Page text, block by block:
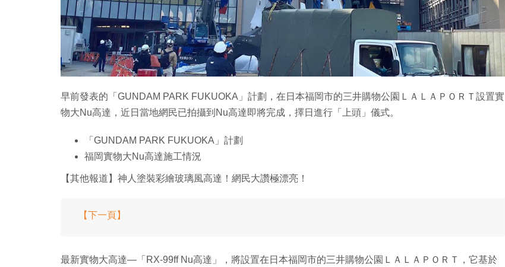
早前發表的「GUNDAM PARK FUKUOKA」計劃，在日本福岡市的三井購物公園ＬＡＬＡＰＯＲＴ設置實
物大Nu高達，近日當地網民已拍攝到Nu高達即將完成，擇日進行「上頭」儀式。
「GUNDAM PARK FUKUOKA」計劃
福岡實物大Nu高達施工情況
【其他報道】神人塗裝彩繪玻璃風高達！網民大讚極漂亮！
【下一頁】
最新實物大高達—「RX-99ff Nu高達」，將設置在日本福岡市的三井購物公園ＬＡＬＡＰＯＲＴ，它基於